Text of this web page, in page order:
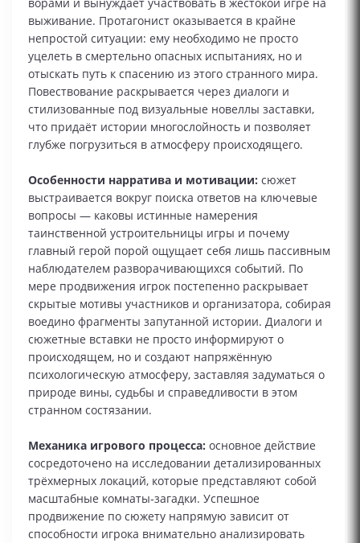
выживание. Протагонист оказывается в крайне
непростой ситуации: ему необходимо не просто
уцелеть в смертельно опасных испытаниях, но и
отыскать путь к спасению из этого странного мира.
Повествование раскрывается через диалоги и
стилизованные под визуальные новеллы заставки,
что придаёт истории многослойность и позволяет
глубже погрузиться в атмосферу происходящего.
Особенности нарратива и мотивации: сюжет
выстраивается вокруг поиска ответов на ключевые
вопросы — каковы истинные намерения
таинственной устроительницы игры и почему
главный герой порой ощущает себя лишь пассивным
наблюдателем разворачивающихся событий. По
мере продвижения игрок постепенно раскрывает
скрытые мотивы участников и организатора, собирая
воедино фрагменты запутанной истории. Диалоги и
сюжетные вставки не просто информируют о
происходящем, но и создают напряжённую
психологическую атмосферу, заставляя задуматься о
природе вины, судьбы и справедливости в этом
странном состязании.
Механика игрового процесса: основное действие
сосредоточено на исследовании детализированных
трёхмерных локаций, которые представляют собой
масштабные комнаты‑загадки. Успешное
продвижение по сюжету напрямую зависит от
способности игрока внимательно анализировать